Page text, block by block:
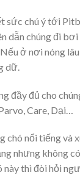
sức chú ý tới
dẫn chúng đi
ở nơi nóng
dữ.
đầy đủ cho
Care, Dại…
chó nổi tiếng và
nhưng không
này thì đòi hỏi